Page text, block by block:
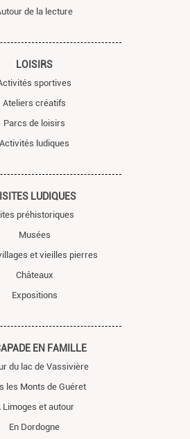
de la lecture
LOISIRS
sportives
Ateliers créatifs
Parcs de loisirs
Activités ludiques
LUDIQUES
préhistoriques
Musées
et vieilles pierres
Châteaux
Expositions
EN FAMILLE
du lac de Vassivière
les Monts de Guéret
Limoges et autour
En Dordogne